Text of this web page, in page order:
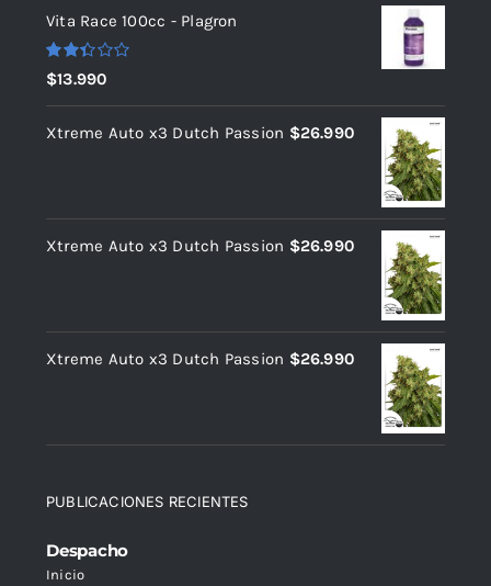
Vita Race 100cc - Plagron
Valorado
con
2.36
de 5
$13.990
Xtreme Auto x3 Dutch Passion $26.990
Xtreme Auto x3 Dutch Passion $26.990
Xtreme Auto x3 Dutch Passion $26.990
PUBLICACIONES RECIENTES
Despacho
Inicio